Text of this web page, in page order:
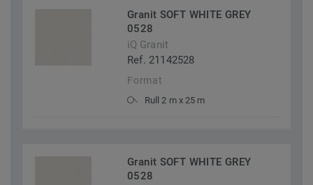
Granit SOFT WHITE GREY
0528
iQ Granit
Ref. 21142528
Format
Rull 2 m x 25 m
Granit SOFT WHITE GREY
0528